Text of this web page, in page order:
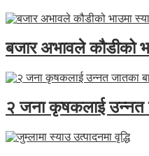
बजार अभावले कौडीको
२ जना कृषकलाई उन्नत